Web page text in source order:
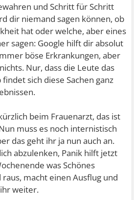
und Schritt für Schritt
dir niemand sagen können, ob
hat oder welche, aber eines
sagen: Google hilft dir absolut
böse Erkrankungen, aber
Nur, dass die Leute das
sich diese Sachen ganz
beim Frauenarzt, das ist
muss es noch internistisch
das geht ihr ja nun auch an.
abzulenken, Panik hilft jetzt
was Schönes
macht einen Ausflug und
weiter.